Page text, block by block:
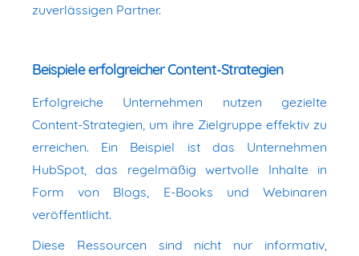
zuverlässigen Partner.
Beispiele erfolgreicher Content-Strategien
Erfolgreiche Unternehmen nutzen gezielte
Content-Strategien, um ihre Zielgruppe effektiv zu
erreichen. Ein Beispiel ist das Unternehmen
HubSpot, das regelmäßig wertvolle Inhalte in
Form von Blogs, E-Books und Webinaren
veröffentlicht.
Diese Ressourcen sind nicht nur informativ,